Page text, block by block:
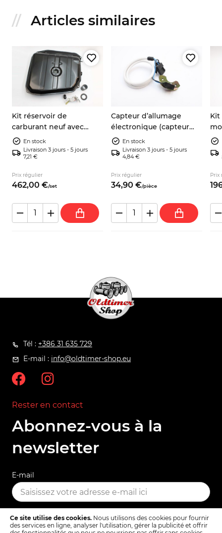
Articles similaires
Kit réservoir de
carburant neuf avec
jauge, joint et durite –
Autobianchi A112
En stock
Livraison 3 jours - 5 jours
7,21 €
Prix régulier
462,00 €/set
Capteur d’allumage
électronique (capteur
inductif) 9937730
En stock
Livraison 3 jours - 5 jours
4,84 €
Prix régulier
34,90 €/pièce
Kit
Prix
Tél : +386 31 635 729
E-mail : info@oldtimer-shop.eu
Rester en contact
Abonnez-vous à la
newsletter
E-mail
S'ABONNER
Ce site utilise des cookies. Nous utilisons des cookies pour fournir
des services en ligne, analyser l'utilisation, gérer la publicité et offrir